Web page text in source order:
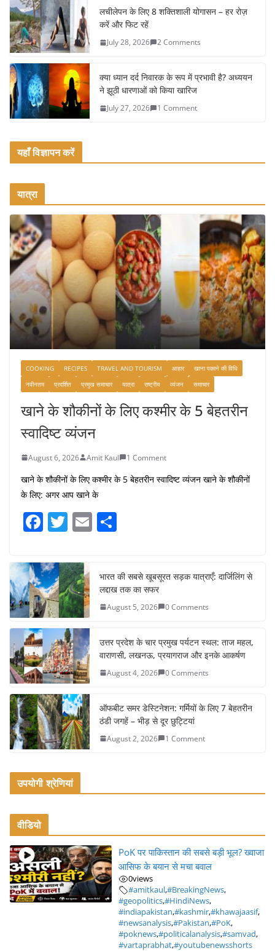
o
k
लचीलेपन के लिए 8 शक्तिशाली योगासन – हर रोज़
करें और फिट रहें
July 28, 2026 2 Comments
क्या ध्यान दर्द निवारक के रूप में प्रभावी है? अध्ययन
ने झूठी धारणाओं को किया खारिज
July 27, 2026 1 Comment
यहाँ विज्ञापन करें
यात्रा
COOKING RECIPES TRAVEL AND TOURISM आहार
खाना पकाने की विधि
नवीनतम
प्रदर्शित प्रमुख समाचार यात्रा राष्ट्रीय व्यंजन समाचार
खाने के शौकीनों के लिए कश्मीर के 5 बेहतरीन
स्वादिष्ट व्यंजन
August 6, 2026 Amit Kaul 1 Comment
खाने के शौकीनों के लिए कश्मीर के 5 बेहतरीन स्वादिष्ट व्यंजन खाने के शौकीनों
के लिए: अगर आप खाने के
F
c
e
b
o
o
k
T
itt
er
E
e
भारत की सबसे खूबसूरत सड़क यात्राएँ: दार्जिलिंग से
लद्दाख तक का सफर
August 5, 2026 0 Comments
उत्तर प्रदेश के चार प्रमुख पर्यटन स्थल: ताज महल,
वाराणसी, लखनऊ, प्रयागराज और इनके आकर्षण
August 4, 2026 0 Comments
ऑफबीट समर डेस्टिनेशन: गर्मियों के लिए 7 बेहतरीन
ठंडी जगहें – भीड़ से दूर छुट्टियां
August 2, 2026 1 Comment
उपयोगी श्रेणियां
वीडियो
PoK पर पाकिस्तान की सबसे बड़ी भूल? ख्वाजा
आसिफ के बयान से मचा बवाल
0views
#amitkaul,#BreakingNews,
#geopolitics,#HindiNews,
#indiapakistan,#kashmir,#khawajaasif,
#newsanalysis,#Pakistan,#PoK,
#poknews,#politicalanalysis,#samvad,
#vartaprabhat,#youtubenewsshorts